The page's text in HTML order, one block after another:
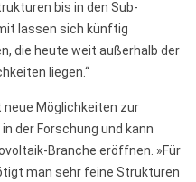
bis in den Sub-
lassen sich künftig
die heute weit außerhalb der
liegen.“
Möglichkeiten zur
der Forschung und kann
Branche eröffnen. »Für
man sehr feine Strukturen